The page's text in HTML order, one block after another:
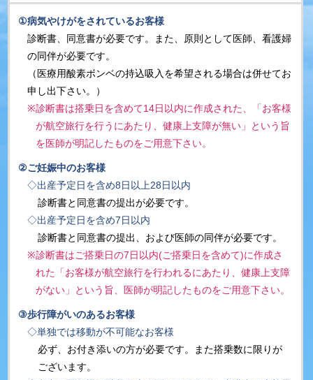
①病気やけがをされているお客様
診断書、同意書が必要です。また、原則として医師、看護婦
の同伴が必要です。
（医療用酸素ボンベの持込吸入を希望される場合は併せてお
申し出下さい。）
※診断書は搭乗日を含めて14日以内に作成された、「お客様
が航空旅行を行うにあたり、健康上支障が無い」という旨
を医師が明記したものをご用意下さい。
②ご妊娠中のお客様
◇出産予定日を含め8日以上28日以内
診断書と同意書の提出が必要です。
◇出産予定日を含め7日以内
診断書と同意書の提出、および医師の同伴が必要です。
※診断書はご搭乗日の7日以内(ご搭乗日を含めて)に作成さ
れた「お客様が航空旅行を行われるにあたり、健康上支障
がない」という旨、医師が明記したものをご用意下さい。
③歩行障がいのあるお客様
◇単独では移動が不可能なお客様
必ず、お付き添いの方が必要です。また搭乗数に限りが
ございます。